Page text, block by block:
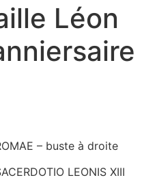
Léon
– buste à droite
LEONIS XIII